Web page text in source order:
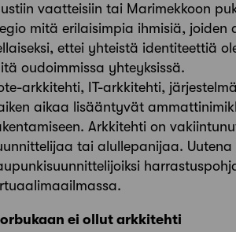
vaatteisiin tai Marimekkoon
mitä erilaisimpia ihmisiä,
ettei yhteistä identiteettiä
oudoimmissa yhteyksissä.
arkkitehti, IT-arkkitehti,
aikaa lisääntyvät
Arkkitehti on
tai alullepanijaa.
ei ollut arkkitehti